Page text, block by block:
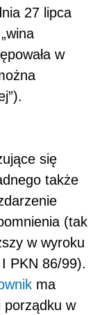
27 lipca
w
się
także
(tak
w wyroku
PKN 86/99).
ma
porządku w